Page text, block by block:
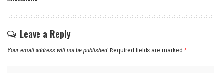
Leave a Reply
Your email address will not be published. Required fields are marked *